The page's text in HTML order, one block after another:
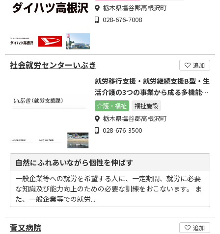
栃木県塩谷郡高根沢町
028-676-7008
社会就労センターいぶき 追加
就労移行支援・就労継続支援B型・生
活介護の3つの事業から成る多機能型
事業所です。
介護・福祉 福祉施設
栃木県塩谷郡高根沢町
028-676-3500
自然にふれあいながら個性を伸ばす
一般企業等への就労を希望する人に、一定期間、就労に必要
な知識及び能力向上のための必要な訓練をおこないます。 ま
た、一般企業等での就労...
菅又病院 追加